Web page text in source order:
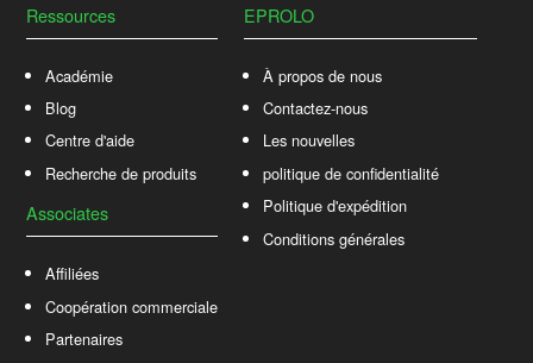
Ressources
Académie
Blog
Centre d'aide
Recherche de produits
Associates
Affiliées
Coopération commerciale
Partenaires
EPROLO
À propos de nous
Contactez-nous
Les nouvelles
politique de confidentialité
Politique d'expédition
Conditions générales